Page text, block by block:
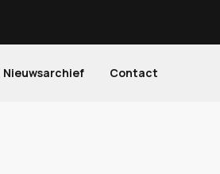
Nieuwsarchief Contact